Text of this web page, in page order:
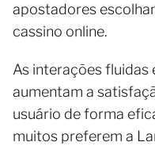
apostadores
cassino online.
As interações fluidas
aumentam a
usuário de forma
muitos preferem a